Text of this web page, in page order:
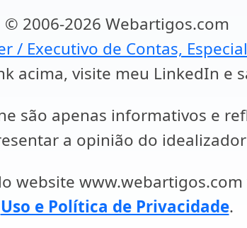
© 2006-2026 Webartigos.com
/ Executivo de Contas,
acima, visite meu LinkedIn e
são apenas informativos e
a opinião do
website
Uso e Política de Privacidade.